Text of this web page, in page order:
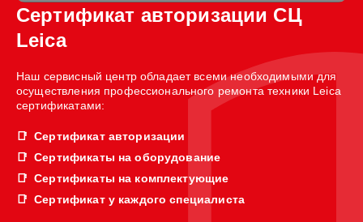
Сертификат авторизации СЦ
Leica
Наш сервисный центр обладает всеми необходимыми для
осуществления профессионального ремонта техники Leica
сертификатами:
Сертификат авторизации
Сертификаты на оборудование
Сертификаты на комплектующие
Сертификат у каждого специалиста